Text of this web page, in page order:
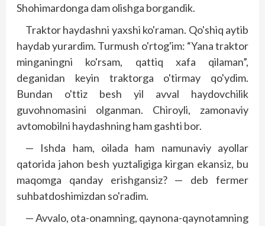
Shohimardonga dam olishga borgandik.
Traktor haydashni yaxshi ko'raman. Qo'shiq aytib
haydab yurardim. Turmush o'rtog'im: “Yana traktor
minganingni ko'rsam, qattiq xafa qilaman”,
deganidan keyin traktorga o'tirmay qo'ydim.
Bundan o'ttiz besh yil avval haydovchilik
guvohnomasini olganman. Chiroyli, zamonaviy
avtomobilni haydashning ham gashti bor.
— Ishda ham, oilada ham namunaviy ayollar
qatorida jahon besh yuztaligiga kirgan ekansiz, bu
maqomga qanday erishgansiz? — deb fermer
suhbatdoshimizdan so'radim.
— Avvalo, ota-onamning, qaynona-qaynotamning